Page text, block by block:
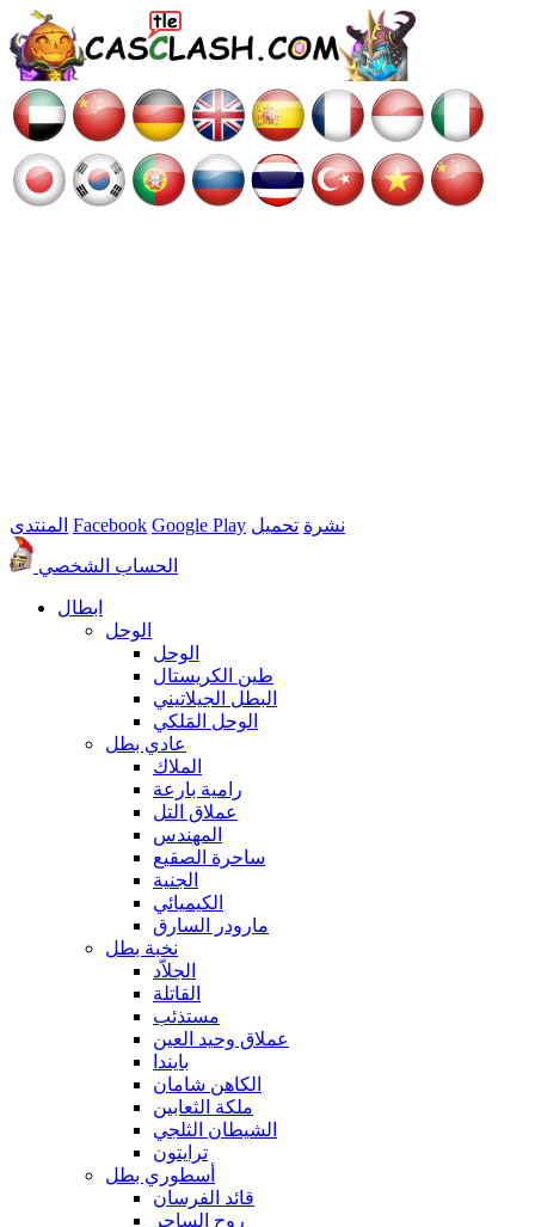
المنتدى Facebook Google Play نشرة تحميل
الحساب الشخصي
ابطال
الوحل
الوحل
طين الكريستال
البطل الجيلاتيني
الوحل المَلكي
عادي بطل
الملاك
رامية بارعة
عملاق التل
المهندس
ساحرة الصقيع
الجنية
الكيميائي
مارودر السارق
نخبة بطل
الجلاّد
القاتلة
مستذئب
عملاق وحيد العين
بايندا
الكاهن شامان
ملكة الثعابين
الشيطان الثلجي
ترايتون
أسطوري بطل
قائد الفرسان
روح الساحر